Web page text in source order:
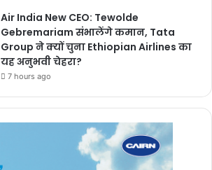
Air India New CEO: Tewolde
Gebremariam संभालेंगे कमान, Tata
Group ने क्यों चुना Ethiopian Airlines का
यह अनुभवी चेहरा?
7 hours ago